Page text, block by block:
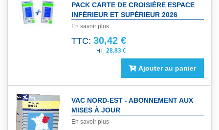
PACK CARTE DE CROISIÈRE ESPACE
INFÉRIEUR ET SUPÉRIEUR 2026
En savoir plus
TTC: 30,42 €
28,83 €
Ajouter au panier
VAC NORD-EST - ABONNEMENT AUX
MISES À JOUR
En savoir plus